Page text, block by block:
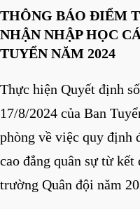
THÔNG BÁO ĐIỂM
NHẬN NHẬP HỌC
TUYỂN NĂM 2024
Thực hiện Quyết định
17/8/2024 của Ban
phòng về việc quy định
cao đẳng quân sự từ
trường Quân đội năm